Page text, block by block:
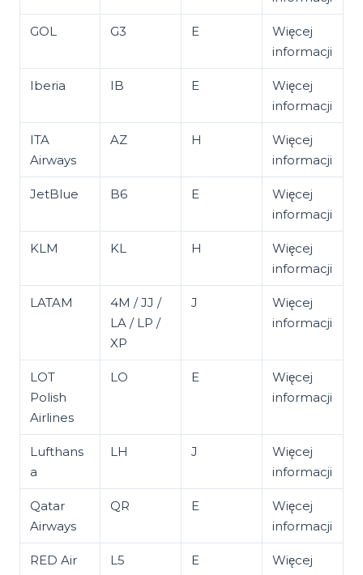
GOL G3 E
Więcej
informacji
Iberia IB E
Więcej
informacji
ITA
Airways
AZ H
Więcej
informacji
JetBlue B6 E
Więcej
informacji
KLM KL H
Więcej
informacji
LATAM
4M / JJ /
LA / LP /
XP
J
Więcej
informacji
LOT
Polish
Airlines
LO E
Więcej
informacji
Lufthans
a
LH J
Więcej
informacji
Qatar
Airways
QR E
Więcej
informacji
RED Air L5 E
Więcej